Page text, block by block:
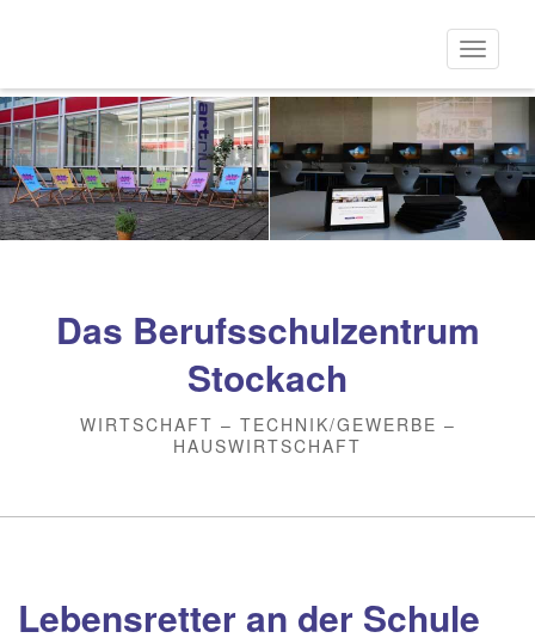
Inhalt
Das Berufsschulzentrum
Stockach
WIRTSCHAFT – TECHNIK/GEWERBE –
HAUSWIRTSCHAFT
Lebensretter an der Schule